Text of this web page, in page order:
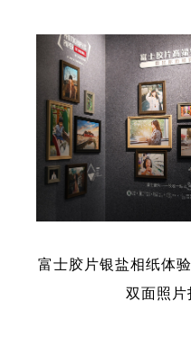
富士胶片银盐相纸体
双面照片